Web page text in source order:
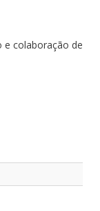
colaboração de